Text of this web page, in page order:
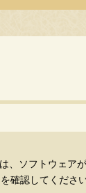
支援
、ソフトウェア
確認してください